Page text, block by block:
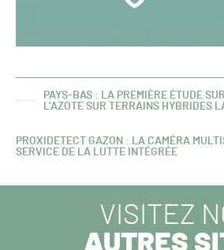
ARTICLE
PAYS-BAS : LA PREMIÈRE ÉTUDE
L’AZOTE SUR TERRAINS HYBRIDES
ARTICLE
PROXIDETECT GAZON : LA CAMÉRA
SERVICE DE LA LUTTE INTÉGRÉE
VISITEZ
AUTRES